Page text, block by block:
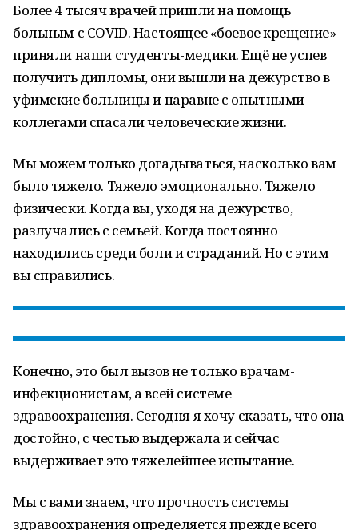
Более 4 тысяч врачей пришли на помощь
больным с COVID. Настоящее «боевое крещение»
приняли наши студенты-медики. Ещё не успев
получить дипломы, они вышли на дежурство в
уфимские больницы и наравне с опытными
коллегами спасали человеческие жизни.
Мы можем только догадываться, насколько вам
было тяжело. Тяжело эмоционально. Тяжело
физически. Когда вы, уходя на дежурство,
разлучались с семьей. Когда постоянно
находились среди боли и страданий. Но с этим
вы справились.
Конечно, это был вызов не только врачам-
инфекционистам, а всей системе
здравоохранения. Сегодня я хочу сказать, что она
достойно, с честью выдержала и сейчас
выдерживает это тяжелейшее испытание.
Мы с вами знаем, что прочность системы
здравоохранения определяется прежде всего